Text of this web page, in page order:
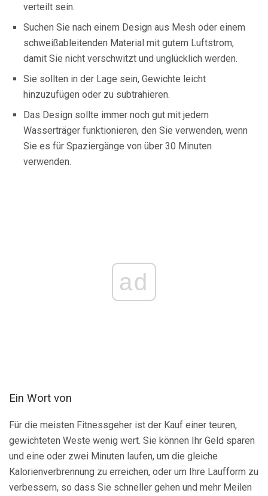
verteilt sein.
Suchen Sie nach einem Design aus Mesh oder einem
schweißableitenden Material mit gutem Luftstrom,
damit Sie nicht verschwitzt und unglücklich werden.
Sie sollten in der Lage sein, Gewichte leicht
hinzuzufügen oder zu subtrahieren.
Das Design sollte immer noch gut mit jedem
Wasserträger funktionieren, den Sie verwenden, wenn
Sie es für Spaziergänge von über 30 Minuten
verwenden.
ad
Ein Wort von
Für die meisten Fitnessgeher ist der Kauf einer teuren,
gewichteten Weste wenig wert. Sie können Ihr Geld sparen
und eine oder zwei Minuten laufen, um die gleiche
Kalorienverbrennung zu erreichen, oder um Ihre Laufform zu
verbessern, so dass Sie schneller gehen und mehr Meilen